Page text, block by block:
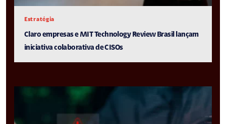
Estratégia
Claro empresas e MIT Technology Review Brasil lançam
iniciativa colaborativa de CISOs